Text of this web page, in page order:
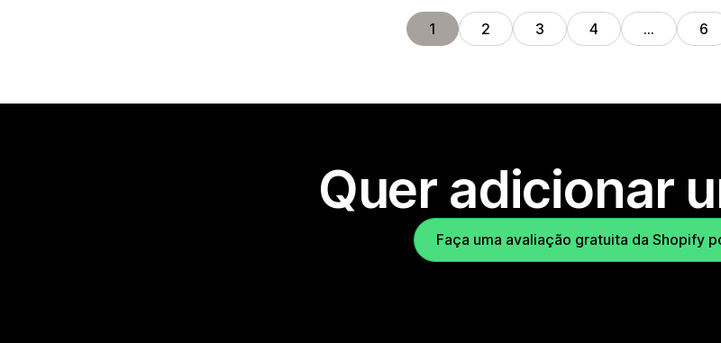
1 2 3 4 … 6
Quer adicionar
Faça uma avaliação gratuita da Shopify